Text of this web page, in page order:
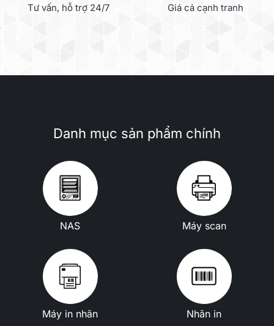
Tư vấn, hỗ trợ 24/7 Giá cả cạnh tranh
Danh mục sản phẩm chính
NAS Máy scan
Máy in nhãn Nhãn in